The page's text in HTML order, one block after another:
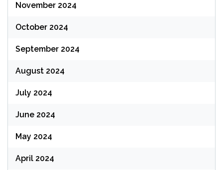
November 2024
October 2024
September 2024
August 2024
July 2024
June 2024
May 2024
April 2024